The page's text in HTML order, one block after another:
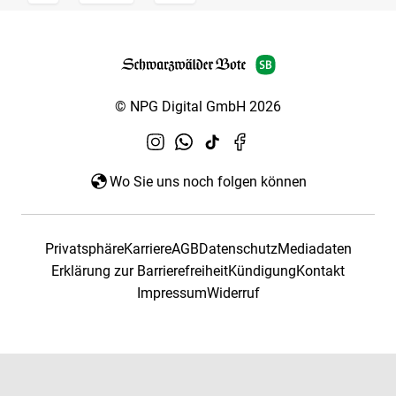
© NPG Digital GmbH 2026
Wo Sie uns noch folgen können
PrivatsphäreKarriereAGBDatenschutzMediadaten
Erklärung zur BarrierefreiheitKündigungKontakt
ImpressumWiderruf